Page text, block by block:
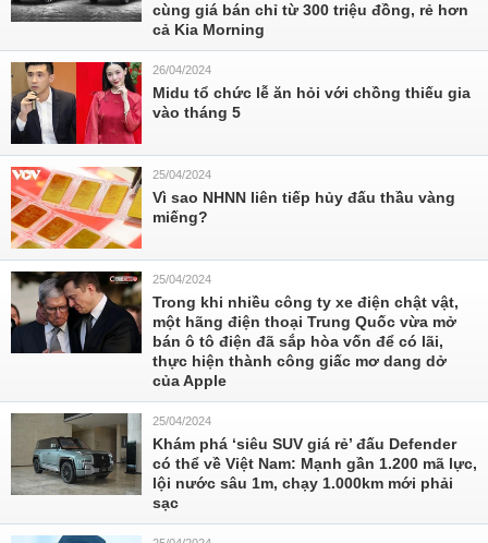
cùng giá bán chỉ từ 300 triệu đồng, rẻ hơn
cả Kia Morning
26/04/2024
Midu tổ chức lễ ăn hỏi với chồng thiếu gia
vào tháng 5
25/04/2024
Vì sao NHNN liên tiếp hủy đấu thầu vàng
miếng?
25/04/2024
Trong khi nhiều công ty xe điện chật vật,
một hãng điện thoại Trung Quốc vừa mở
bán ô tô điện đã sắp hòa vốn để có lãi,
thực hiện thành công giấc mơ dang dở
của Apple
25/04/2024
Khám phá ‘siêu SUV giá rẻ’ đấu Defender
có thể về Việt Nam: Mạnh gần 1.200 mã lực,
lội nước sâu 1m, chạy 1.000km mới phải
sạc